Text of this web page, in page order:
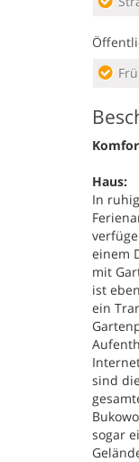
Haus:
In
einem
mit
ist
ein
sind
sogar